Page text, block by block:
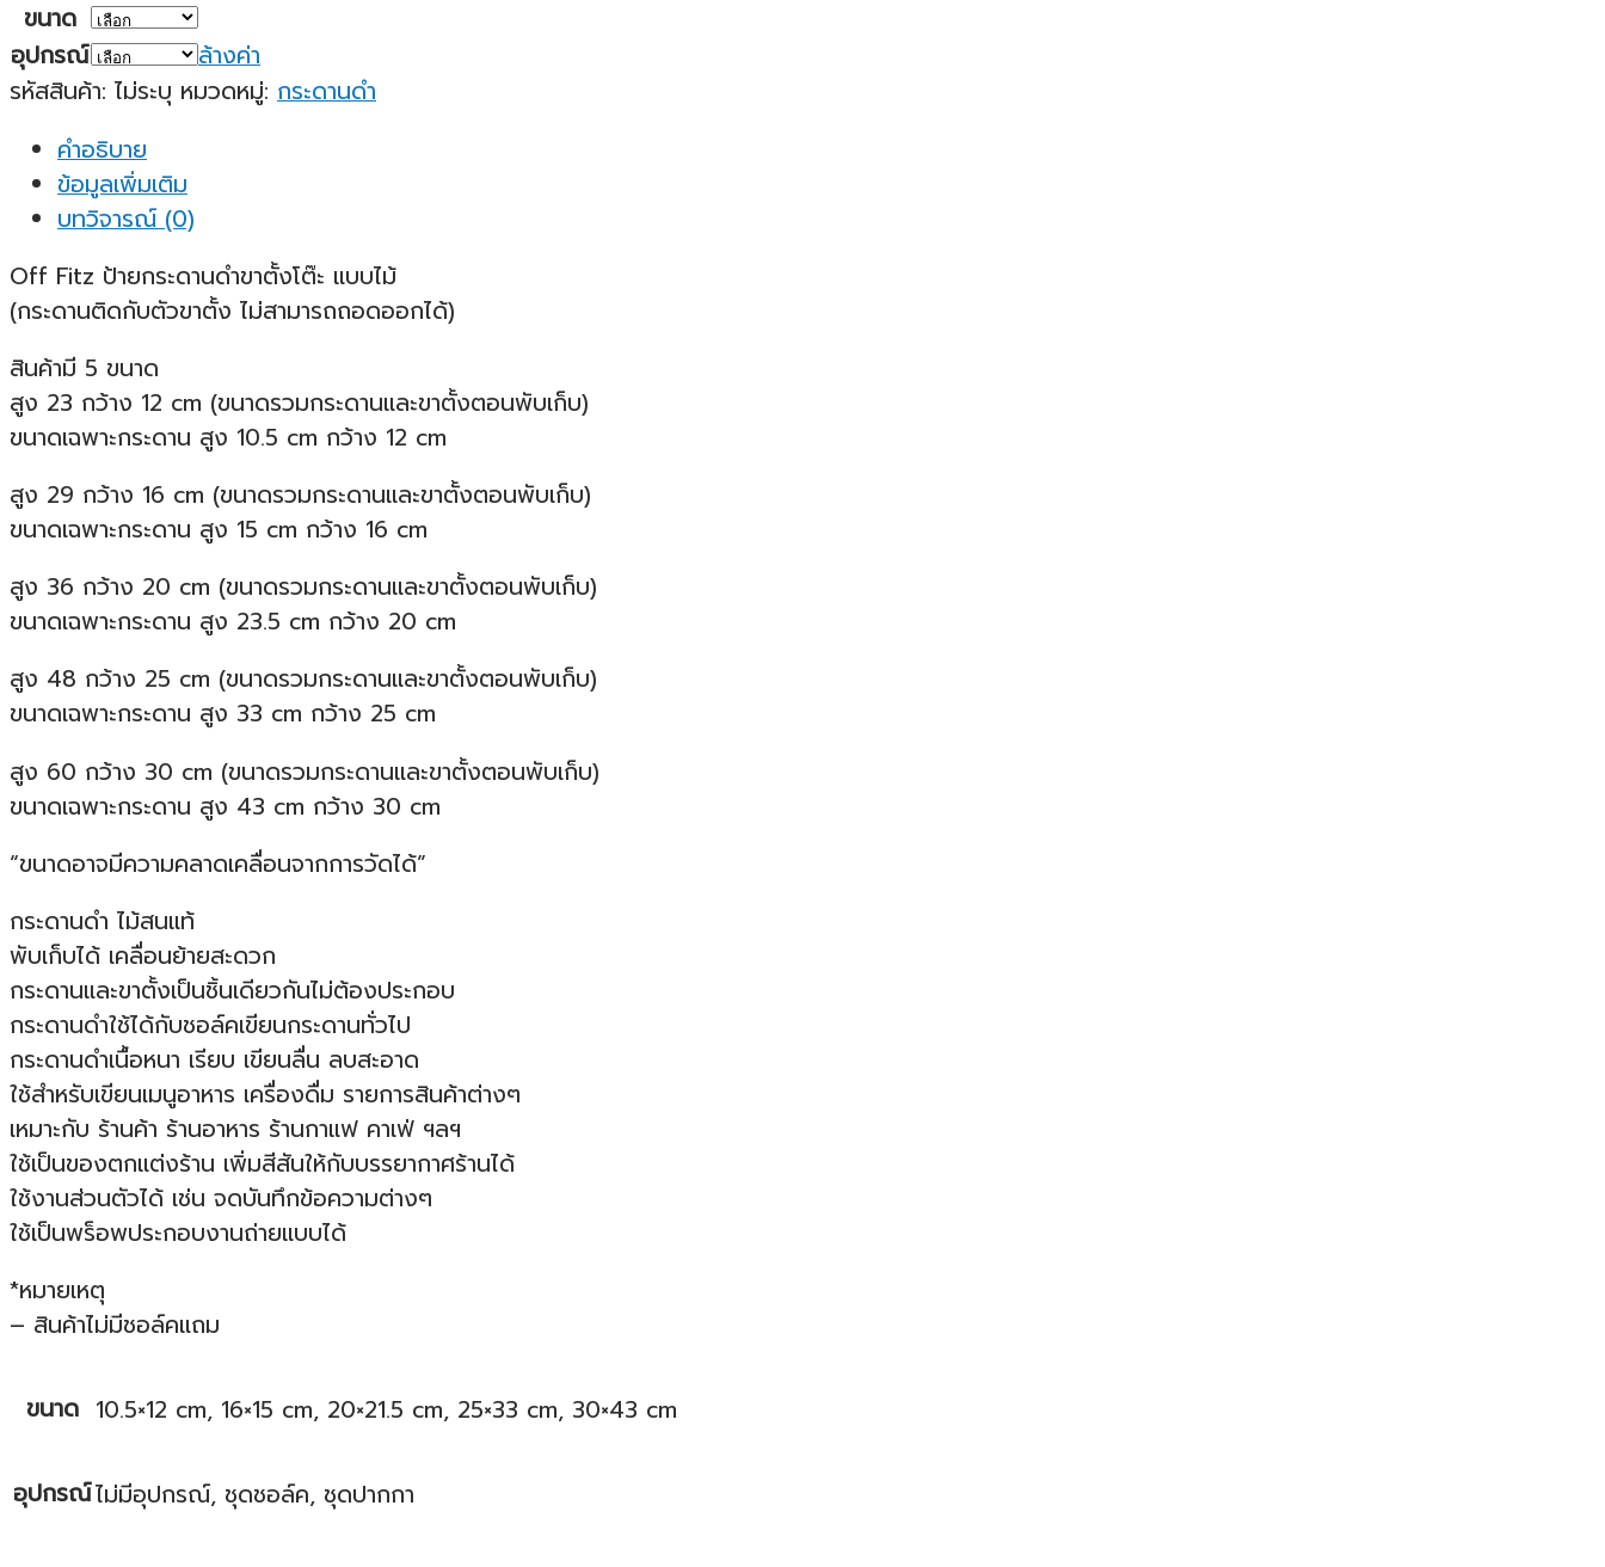
ขนาด
อุปกรณ์
ล้างค่า
รหัสสินค้า: ไม่ระบุ หมวดหมู่: กระดานดำ
คำอธิบาย
ข้อมูลเพิ่มเติม
บทวิจารณ์ (0)
Off Fitz ป้ายกระดานดำขาตั้งโต๊ะ แบบไม้
(กระดานติดกับตัวขาตั้ง ไม่สามารถถอดออกได้)
สินค้ามี 5 ขนาด
สูง 23 กว้าง 12 cm (ขนาดรวมกระดานและขาตั้งตอนพับเก็บ)
ขนาดเฉพาะกระดาน สูง 10.5 cm กว้าง 12 cm
สูง 29 กว้าง 16 cm (ขนาดรวมกระดานและขาตั้งตอนพับเก็บ)
ขนาดเฉพาะกระดาน สูง 15 cm กว้าง 16 cm
สูง 36 กว้าง 20 cm (ขนาดรวมกระดานและขาตั้งตอนพับเก็บ)
ขนาดเฉพาะกระดาน สูง 23.5 cm กว้าง 20 cm
สูง 48 กว้าง 25 cm (ขนาดรวมกระดานและขาตั้งตอนพับเก็บ)
ขนาดเฉพาะกระดาน สูง 33 cm กว้าง 25 cm
สูง 60 กว้าง 30 cm (ขนาดรวมกระดานและขาตั้งตอนพับเก็บ)
ขนาดเฉพาะกระดาน สูง 43 cm กว้าง 30 cm
“ขนาดอาจมีความคลาดเคลื่อนจากการวัดได้”
กระดานดำ ไม้สนแท้
พับเก็บได้ เคลื่อนย้ายสะดวก
กระดานและขาตั้งเป็นชิ้นเดียวกันไม่ต้องประกอบ
กระดานดำใช้ได้กับชอล์คเขียนกระดานทั่วไป
กระดานดำเนื้อหนา เรียบ เขียนลื่น ลบสะอาด
ใช้สำหรับเขียนเมนูอาหาร เครื่องดื่ม รายการสินค้าต่างๆ
เหมาะกับ ร้านค้า ร้านอาหาร ร้านกาแฟ คาเฟ่ ฯลฯ
ใช้เป็นของตกแต่งร้าน เพิ่มสีสันให้กับบรรยากาศร้านได้
ใช้งานส่วนตัวได้ เช่น จดบันทึกข้อความต่างๆ
ใช้เป็นพร็อพประกอบงานถ่ายแบบได้
*หมายเหตุ
– สินค้าไม่มีชอล์คแถม
ขนาด 10.5×12 cm, 16×15 cm, 20×21.5 cm, 25×33 cm, 30×43 cm
อุปกรณ์ไม่มีอุปกรณ์, ชุดชอล์ค, ชุดปากกา